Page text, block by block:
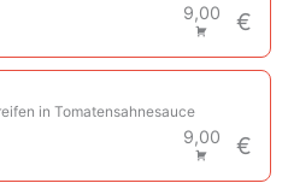
9,00 €
in Tomatensahnesauce
9,00 €